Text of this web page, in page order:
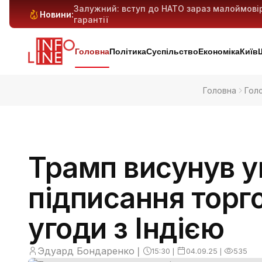
Новини:
Залужний: вступ до НАТО зараз
гарантії
Антибіотикорезистентність у дітей
Генеративний ШІ може витіснити мільйони
Київ і область під масованим ударом: 29
ГоловнаПолітикаСуспільствоЕкономікаКиїв
Головна
Трамп висунув
підписання
угоди з Індією
Эдуард Бондаренко ❘ 15:30 ❘ 04.09.25 ❘ 535